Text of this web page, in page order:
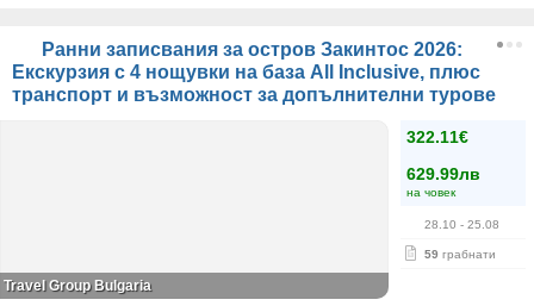
Ранни записвания за остров Закинтос 2026:
Екскурзия с 4 нощувки на база All Inclusive, плюс
транспорт и възможност за допълнителни турове
322.11€
629.99лв
на човек
28.10 - 25.08
59 грабнати
Travel Group Bulgaria